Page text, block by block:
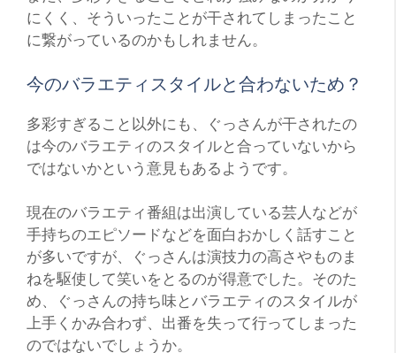
にくく、そういったことが干されてしまったこと
に繋がっているのかもしれません。
今のバラエティスタイルと合わないため？
多彩すぎること以外にも、ぐっさんが干されたの
は今のバラエティのスタイルと合っていないから
ではないかという意見もあるようです。
現在のバラエティ番組は出演している芸人などが
手持ちのエピソードなどを面白おかしく話すこと
が多いですが、ぐっさんは演技力の高さやものま
ねを駆使して笑いをとるのが得意でした。そのた
め、ぐっさんの持ち味とバラエティのスタイルが
上手くかみ合わず、出番を失って行ってしまった
のではないでしょうか。